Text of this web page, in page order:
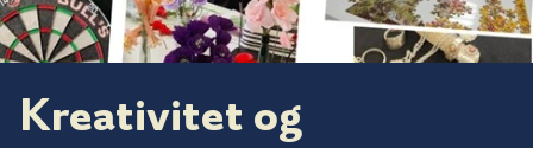
Kreativitet og